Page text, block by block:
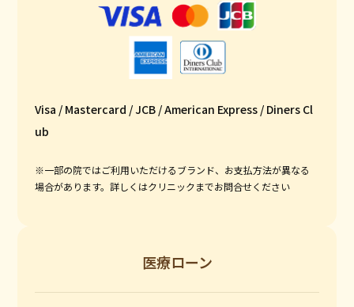
Visa / Mastercard / JCB / American Express / Diners Cl
ub
※一部の院ではご利用いただけるブランド、お支払方法が異なる
場合があります。詳しくはクリニックまでお問合せください
医療ローン